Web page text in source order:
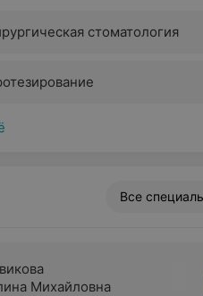
стоматология
Все
Михайловна